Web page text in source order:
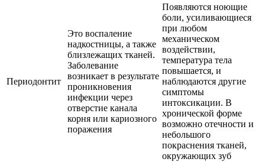
Периодонтит
Это воспаление
надкостницы, а также
близлежащих тканей.
Заболевание
возникает в результате
проникновения
инфекции через
отверстие канала
корня или кариозного
поражения
Появляются ноющие
боли, усиливающиеся
при любом
механическом
воздействии,
температура тела
повышается, и
наблюдаются другие
симптомы
интоксикации. В
хронической форме
возможно отечности и
небольшого
покраснения тканей,
окружающих зуб